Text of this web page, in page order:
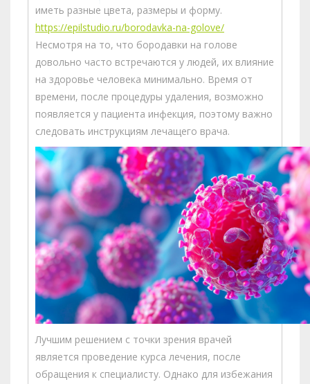
иметь разные цвета, размеры и форму.
https://epilstudio.ru/borodavka-na-golove/
Несмотря на то, что бородавки на голове
довольно часто встречаются у людей, их влияние
на здоровье человека минимально. Время от
времени, после процедуры удаления, возможно
появляется у пациента инфекция, поэтому важно
следовать инструкциям лечащего врача.
Лучшим решением с точки зрения врачей
является проведение курса лечения, после
обращения к специалисту. Однако для избежания